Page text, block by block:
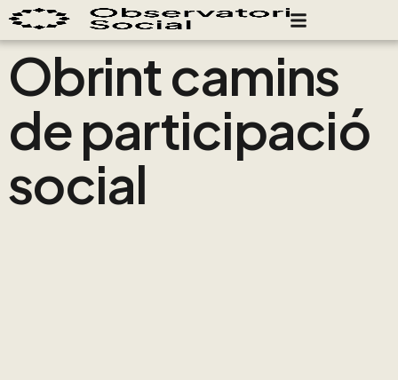
Obrint camins
de participació
social